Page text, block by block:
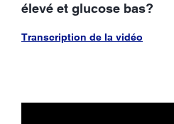
élevé et glucose bas?
Transcription de la vidéo